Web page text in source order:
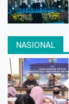
NASIONAL